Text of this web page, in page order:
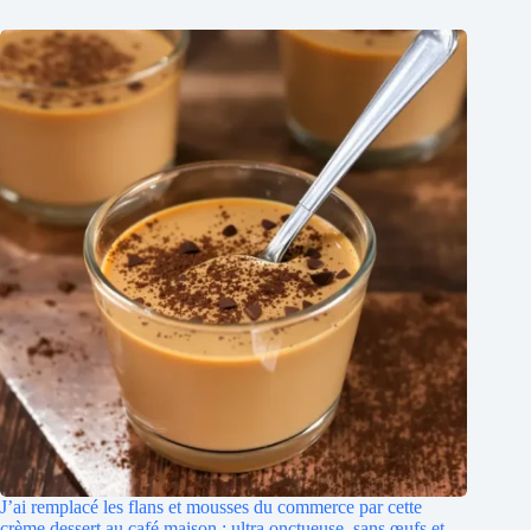
J’ai remplacé les flans et mousses du commerce par cette